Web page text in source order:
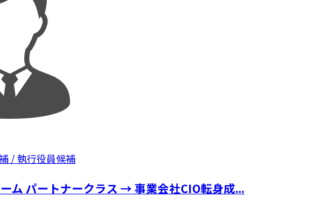
/ 執行役員候補
ム パートナークラス → 事業会社CIO転身成...